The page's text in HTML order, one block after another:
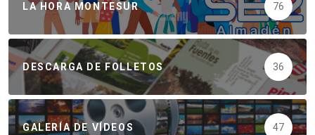
LA HORA MONTESUR 76
DESCARGA DE FOLLETOS 36
GALERÍA DE VÍDEOS 47